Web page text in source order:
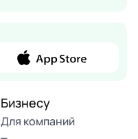
Бизнесу
Для компаний